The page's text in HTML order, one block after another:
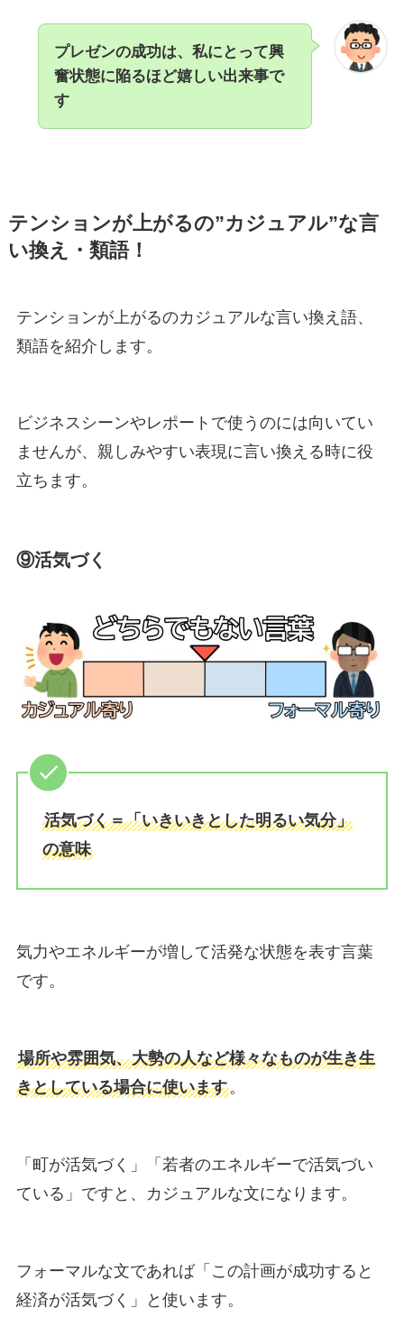
プレゼンの成功は、私にとって興
奮状態に陥るほど嬉しい出来事で
す
テンションが上がるの”カジュアル”な言
い換え・類語！
テンションが上がるのカジュアルな言い換え語、
類語を紹介します。
ビジネスシーンやレポートで使うのには向いてい
ませんが、親しみやすい表現に言い換える時に役
立ちます。
⑨活気づく
活気づく＝「いきいきとした明るい気分」
の意味
気力やエネルギーが増して活発な状態を表す言葉
です。
場所や雰囲気、大勢の人など様々なものが生き生
きとしている場合に使います。
「町が活気づく」「若者のエネルギーで活気づい
ている」ですと、カジュアルな文になります。
フォーマルな文であれば「この計画が成功すると
経済が活気づく」と使います。